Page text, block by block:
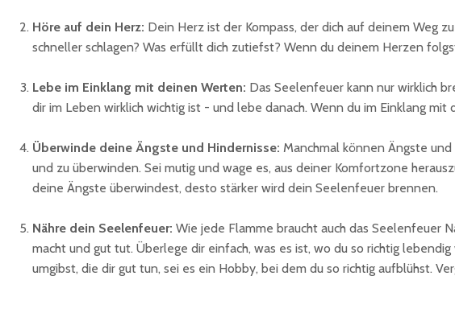
Höre auf dein Herz: Dein Herz ist der Kompass, der dich auf deinem Weg
schneller schlagen? Was erfüllt dich zutiefst? Wenn du deinem Herzen
Lebe im Einklang mit deinen Werten: Das Seelenfeuer kann nur wirklich
dir im Leben wirklich wichtig ist - und lebe danach. Wenn du im Einklang
Überwinde deine Ängste und Hindernisse: Manchmal können Ängste
und zu überwinden. Sei mutig und wage es, aus deiner Komfortzone
deine Ängste überwindest, desto stärker wird dein Seelenfeuer brennen.
Nähre dein Seelenfeuer: Wie jede Flamme braucht auch das Seelenfeuer
macht und gut tut. Überlege dir einfach, was es ist, wo du so richtig
umgibst, die dir gut tun, sei es ein Hobby, bei dem du so richtig aufblühst.